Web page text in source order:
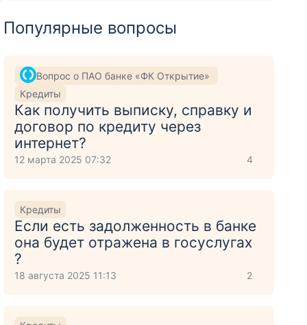
Популярные вопросы
Вопрос о ПАО банке «ФК Открытие»
Кредиты
Как получить выписку, справку и
договор по кредиту через
интернет?
12 марта 2025 07:32 4
Кредиты
Если есть задолженность в банке
она будет отражена в госуслугах
?
18 августа 2025 11:13 2